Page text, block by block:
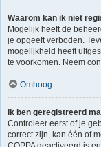
Waarom kan ik niet
Mogelijk heeft de
je opgeeft verboden.
mogelijkheid heeft
te voorkomen. Neem
Omhoog
Ik ben geregistreerd
Controleer eerst of je
correct zijn, kan één of